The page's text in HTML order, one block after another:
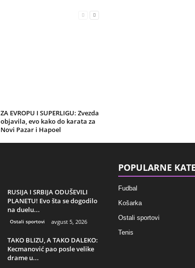
ZA EVROPU I SUPERLIGU: Zvezda
objavila, evo kako do karata za
Novi Pazar i Hapoel
RUSIJA I SRBIJA ODUŠEVILI
PLANETU! Evo šta se dogodilo
na duelu...
Ostali sportovi avgust 5, 2026
TAKO BLIZU, A TAKO DALEKO:
Kecmanović pao posle velike
drame u...
POPULARNE
Fudbal
Košarka
Ostali sportovi
Tenis